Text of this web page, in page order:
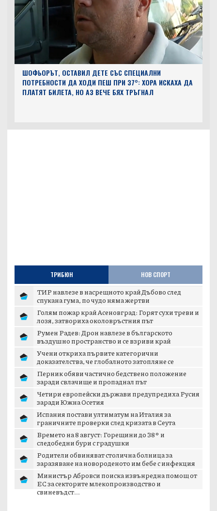
ШОФЬОРЪТ, ОСТАВИЛ ДЕТЕ СЪС СПЕЦИАЛНИ
ПОТРЕБНОСТИ ДА ХОДИ ПЕШ ПРИ 37°: ХОРА ИСКАХА ДА
ПЛАТЯТ БИЛЕТА, НО АЗ ВЕЧЕ БЯХ ТРЪГНАЛ
ТРИБЮН НОВ СПОРТ
ТИР навлезе в насрещното край Дъбово след
спукана гума, по чудо няма жертви
Голям пожар край Асеновград: Горят сухи треви и
лозя, затвориха околовръстния път
Румен Радев: Дрон навлезе в българското
въздушно пространство и се взриви край
Учени откриха първите категорични
доказателства, че глобалното затопляне се
Перник обяви частично бедствено положение
заради свлачище и пропаднал път
Четири европейски държави предупредиха Русия
заради Южна Осетия
Испания постави ултиматум на Италия за
граничните проверки след кризата в Сеута
Времето на 8 август: Горещини до 38° и
следобедни бури с градушки
Родители обвиняват столична болница за
заразяване на новороденото им бебе с инфекция
Министър Абровси поиска извънредна помощ от
ЕС за секторите млекопроизводство и
свиневъдст...